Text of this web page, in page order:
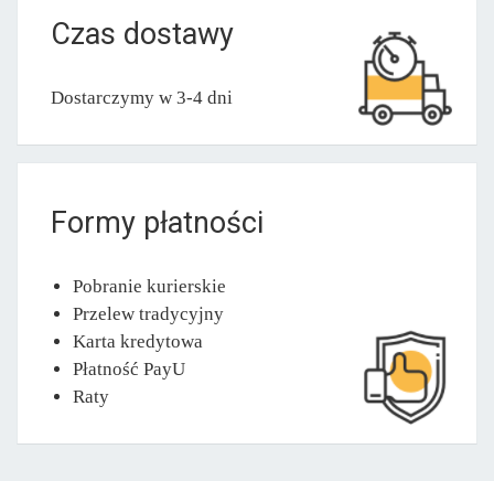
Czas dostawy
Dostarczymy w 3-4 dni
Formy płatności
Pobranie kurierskie
Przelew tradycyjny
Karta kredytowa
Płatność PayU
Raty